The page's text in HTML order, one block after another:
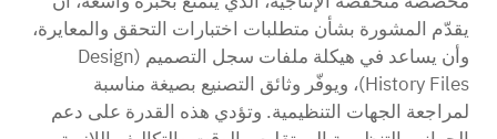
يقدّم المشورة بشأن متطلبات اختبارات التحقق والمعايرة،
وأن يساعد في هيكلة ملفات سجل التصميم (Design
History Files)، ويوفّر وثائق التصنيع بصيغة مناسبة
لمراجعة الجهات التنظيمية. وتؤدي هذه القدرة على دعم